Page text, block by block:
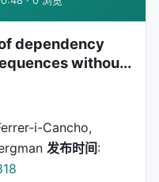
dependency
withou...
i-Cancho,
发布时间: